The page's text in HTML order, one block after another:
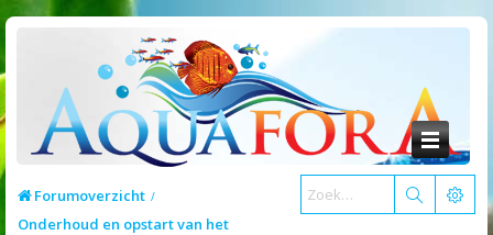
Forumoverzicht
Onderhoud en opstart van het